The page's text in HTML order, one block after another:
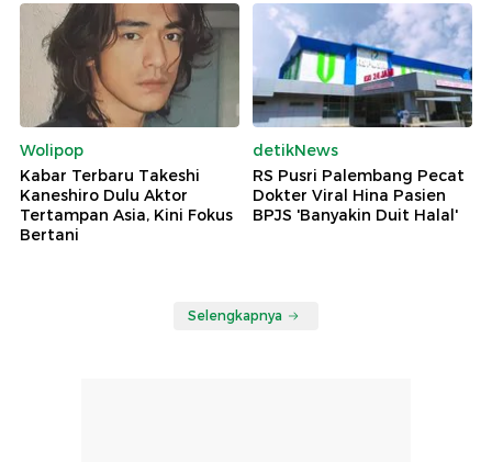
Wolipop
Kabar Terbaru Takeshi
Kaneshiro Dulu Aktor
Tertampan Asia, Kini Fokus
Bertani
detikNews
RS Pusri Palembang Pecat
Dokter Viral Hina Pasien
BPJS 'Banyakin Duit Halal'
Selengkapnya